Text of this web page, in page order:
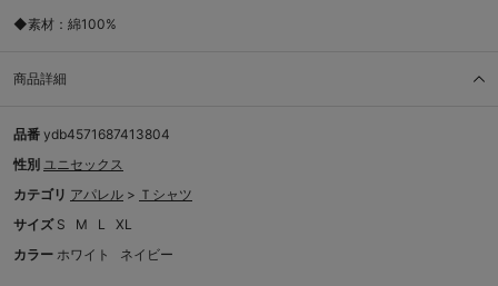
◆素材：綿100%
商品詳細
品番 ydb4571687413804
性別 ユニセックス
カテゴリ アパレル > Ｔシャツ
サイズ S M L
XL
カラー ホワイト ネイビー